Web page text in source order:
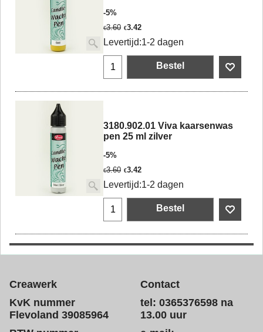
-5%
€3.60 €3.42
Levertijd:1-2 dagen
Bestel
3180.902.01 Viva kaarsenwas
pen 25 ml zilver
-5%
€3.60 €3.42
Levertijd:1-2 dagen
Bestel
Creawerk
KvK nummer
Flevoland 39085964
Contact
tel: 0365376598 na
13.00 uur